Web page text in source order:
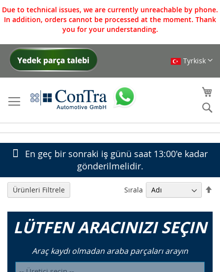
Due to technical issues, we are currently unreachable by phone.
In addition, orders cannot be processed at the moment. Thank
you for your understanding.
İçeriğe
Tyrkisk
En geç bir sonraki iş günü saat 13:00'e kadar
gönderilmelidir.
LÜTFEN ARACINIZI SEÇIN
Araç kaydı olmadan araba parçaları arayın
Sırala
Ürünleri Filtrele